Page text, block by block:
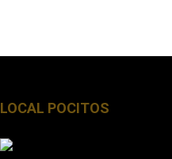
LOCAL POCITOS